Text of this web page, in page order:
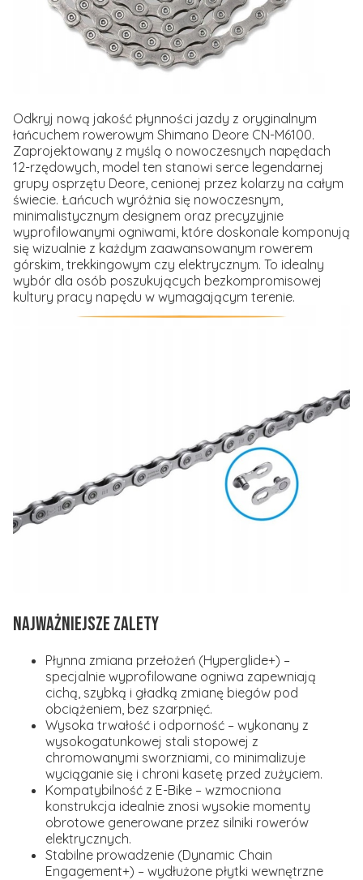
Odkryj nową jakość płynności jazdy z oryginalnym
łańcuchem rowerowym Shimano Deore CN-M6100.
Zaprojektowany z myślą o nowoczesnych napędach
12-rzędowych, model ten stanowi serce legendarnej
grupy osprzętu Deore, cenionej przez kolarzy na całym
świecie. Łańcuch wyróżnia się nowoczesnym,
minimalistycznym designem oraz precyzyjnie
wyprofilowanymi ogniwami, które doskonale komponują
się wizualnie z każdym zaawansowanym rowerem
górskim, trekkingowym czy elektrycznym. To idealny
wybór dla osób poszukujących bezkompromisowej
kultury pracy napędu w wymagającym terenie.
NAJWAŻNIEJSZE ZALETY
Płynna zmiana przełożeń (Hyperglide+) –
specjalnie wyprofilowane ogniwa zapewniają
cichą, szybką i gładką zmianę biegów pod
obciążeniem, bez szarpnięć.
Wysoka trwałość i odporność – wykonany z
wysokogatunkowej stali stopowej z
chromowanymi sworzniami, co minimalizuje
wyciąganie się i chroni kasetę przed zużyciem.
Kompatybilność z E-Bike – wzmocniona
konstrukcja idealnie znosi wysokie momenty
obrotowe generowane przez silniki rowerów
elektrycznych.
Stabilne prowadzenie (Dynamic Chain
Engagement+) – wydłużone płytki wewnętrzne